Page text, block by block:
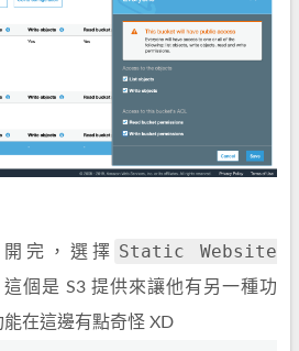
完，選擇 Static Website
個是 S3 提供來讓他有另一種功
在這邊有點奇怪 XD